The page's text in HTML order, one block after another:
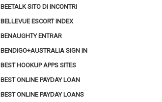
BEETALK SITO DI INCONTRI
BELLEVUE ESCORT INDEX
BENAUGHTY ENTRAR
BENDIGO+AUSTRALIA SIGN IN
BEST HOOKUP APPS SITES
BEST ONLINE PAYDAY LOAN
BEST ONLINE PAYDAY LOANS